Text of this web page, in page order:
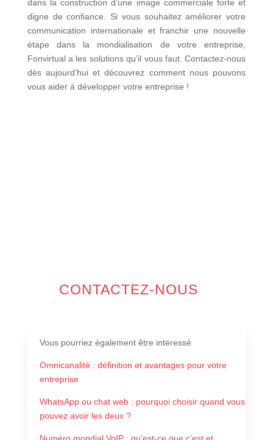
dans la construction d’une image commerciale forte et
digne de confiance. Si vous souhaitez améliorer votre
communication internationale et franchir une nouvelle
étape dans la mondialisation de votre entreprise,
Fonvirtual a les solutions qu’il vous faut. Contactez-nous
dès aujourd’hui et découvrez comment nous pouvons
vous aider à développer votre entreprise !
CONTACTEZ-NOUS
Vous pourriez également être intéressé
Omnicanalité : définition et avantages pour votre
entreprise
WhatsApp ou chat web : pourquoi choisir quand vous
pouvez avoir les deux ?